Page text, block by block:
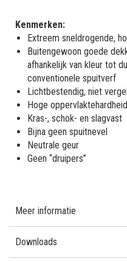
Kenmerken:
Extreem sneldrogende,
Buitengewoon goede
afhankelijk van kleur tot
conventionele spuitverf
Lichtbestendig, niet
Hoge oppervlaktehardheid
Kras-, schok- en slagvast
Bijna geen spuitnevel
Neutrale geur
Geen “druipers”
Meer informatie
Downloads